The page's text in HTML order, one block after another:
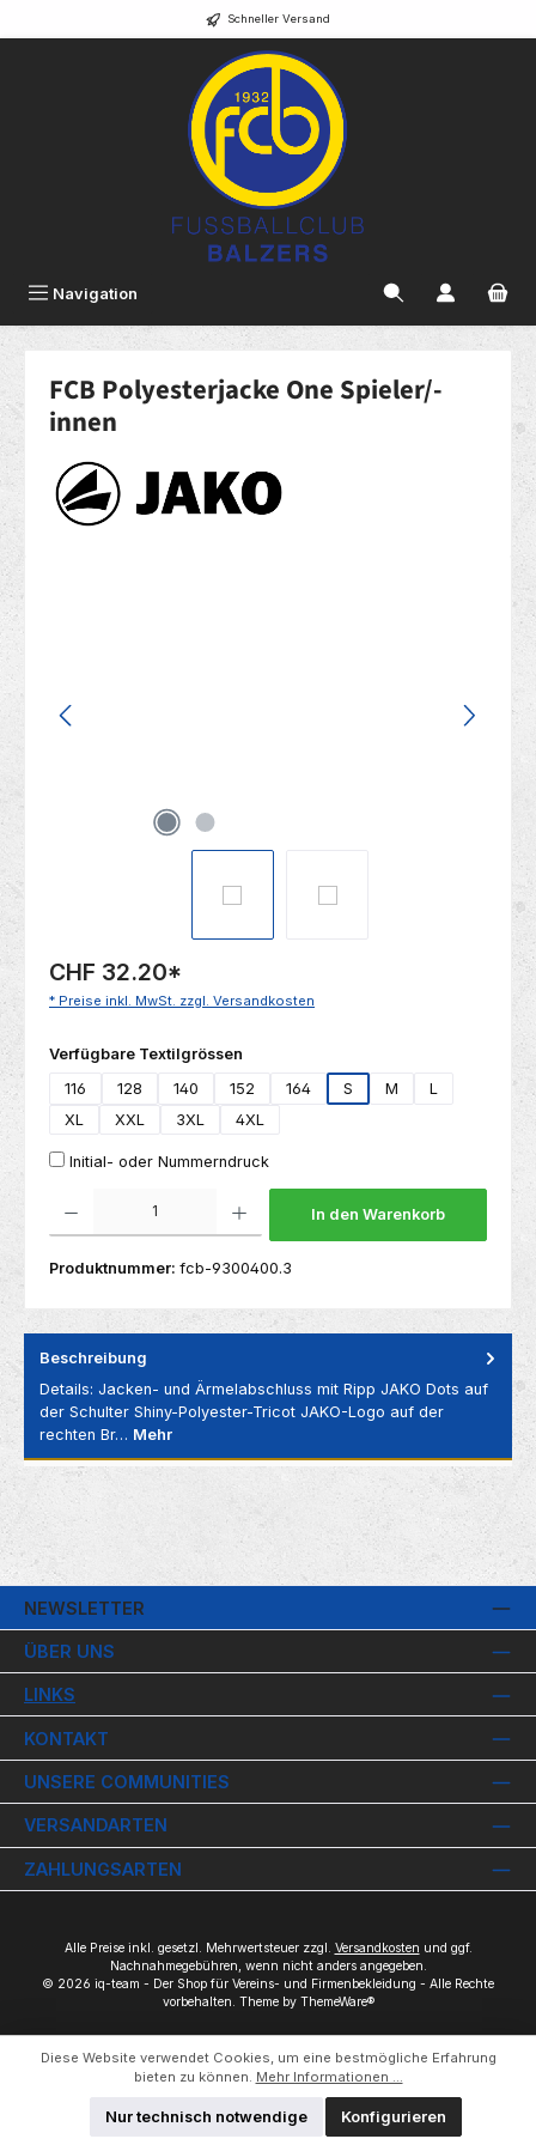
Schneller Versand
Navigation
FCB Polyesterjacke One Spieler/-
innen
CHF 32.20*
* Preise inkl. MwSt. zzgl. Versandkosten
Verfügbare Textilgrössen
116
128 140 152 164 S M
L
XL
XXL 3XL 4XL
Initial- oder Nummerndruck
Produkt Anzahl: Gib den gewünschten Wert ein oder benutze die Schaltflächen um
In den Warenkorb
Produktnummer: fcb-9300400.3
Beschreibung
Details: Jacken- und Ärmelabschluss mit Ripp JAKO Dots auf
der Schulter Shiny-Polyester-Tricot JAKO-Logo auf der
rechten Br… Mehr
NEWSLETTER
ÜBER UNS
LINKS
KONTAKT
UNSERE COMMUNITIES
VERSANDARTEN
ZAHLUNGSARTEN
Alle Preise inkl. gesetzl. Mehrwertsteuer zzgl. Versandkosten und ggf.
Nachnahmegebühren, wenn nicht anders angegeben.
© 2026 iq-team - Der Shop für Vereins- und Firmenbekleidung - Alle Rechte
vorbehalten. Theme by ThemeWare®
Diese Website verwendet Cookies, um eine bestmögliche Erfahrung
bieten zu können. Mehr Informationen ...
Nur technisch notwendige Konfigurieren